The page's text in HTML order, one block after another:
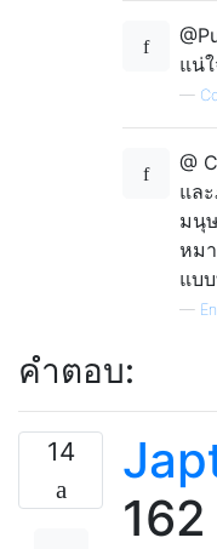
แน่
—
@
แล
มนุ
หม
แบ
—
คำตอบ:
14